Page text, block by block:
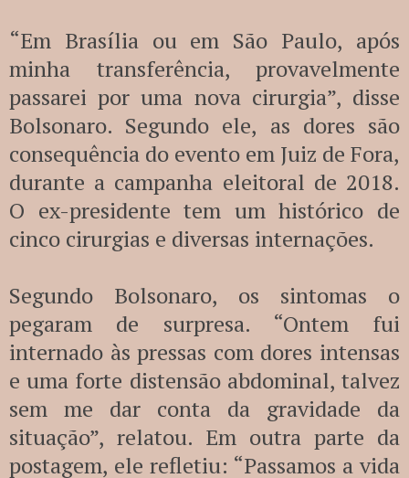
“Em Brasília ou em São Paulo, após
minha transferência, provavelmente
passarei por uma nova cirurgia”, disse
Bolsonaro. Segundo ele, as dores são
consequência do evento em Juiz de Fora,
durante a campanha eleitoral de 2018.
O ex-presidente tem um histórico de
cinco cirurgias e diversas internações.
Segundo Bolsonaro, os sintomas o
pegaram de surpresa. “Ontem fui
internado às pressas com dores intensas
e uma forte distensão abdominal, talvez
sem me dar conta da gravidade da
situação”, relatou. Em outra parte da
postagem, ele refletiu: “Passamos a vida